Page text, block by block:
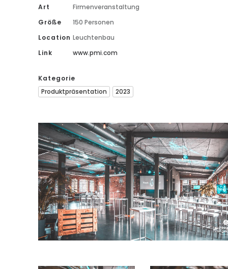
Art
Firmenveranstaltung
Größe
150 Personen
Location Leuchtenbau
Link
www.pmi.com
Kategorie
Produktpräsentation
2023